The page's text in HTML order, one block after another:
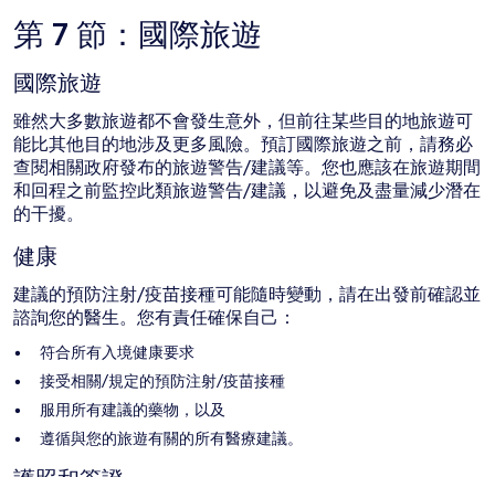
第 7 節：國際旅遊
國際旅遊
雖然大多數旅遊都不會發生意外，但前往某些目的地旅遊可
能比其他目的地涉及更多風險。預訂國際旅遊之前，請務必
查閱相關政府發布的旅遊警告/建議等。您也應該在旅遊期間
和回程之前監控此類旅遊警告/建議，以避免及盡量減少潛在
的干擾。
健康
建議的預防注射/疫苗接種可能隨時變動，請在出發前確認並
諮詢您的醫生。您有責任確保自己：
符合所有入境健康要求
接受相關/規定的預防注射/疫苗接種
服用所有建議的藥物，以及
遵循與您的旅遊有關的所有醫療建議。